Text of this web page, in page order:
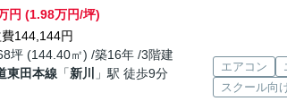
円 (1.98万円/坪)
144,144円
坪 (144.40㎡) /築16年 /3階建
東田本線 「新川 」駅 徒歩9分 エアコン
スクール向